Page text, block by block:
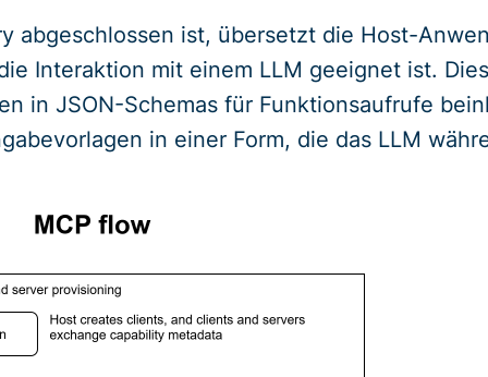
abgeschlossen ist, übersetzt die Host-
Interaktion mit einem LLM geeignet ist.
in JSON-Schemas für Funktionsaufrufe
in einer Form, die das LLM